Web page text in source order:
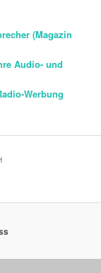
(Magazin
Audio- und
Werbung